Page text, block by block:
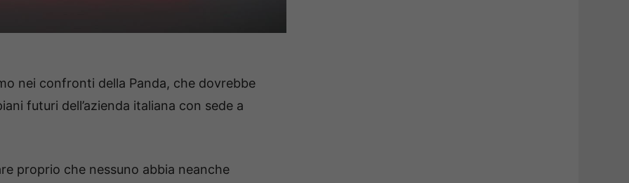
nei confronti della Panda, che dovrebbe
futuri dell’azienda italiana con sede a
proprio che nessuno abbia neanche